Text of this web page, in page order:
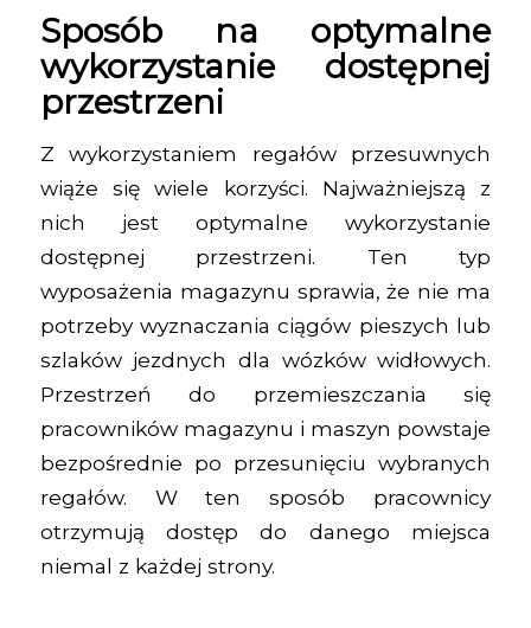
Sposób na optymalne
wykorzystanie dostępnej
przestrzeni
Z wykorzystaniem regałów przesuwnych
wiąże się wiele korzyści. Najważniejszą z
nich jest optymalne wykorzystanie
dostępnej przestrzeni. Ten typ
wyposażenia magazynu sprawia, że nie ma
potrzeby wyznaczania ciągów pieszych lub
szlaków jezdnych dla wózków widłowych.
Przestrzeń do przemieszczania się
pracowników magazynu i maszyn powstaje
bezpośrednie po przesunięciu wybranych
regałów. W ten sposób pracownicy
otrzymują dostęp do danego miejsca
niemal z każdej strony.